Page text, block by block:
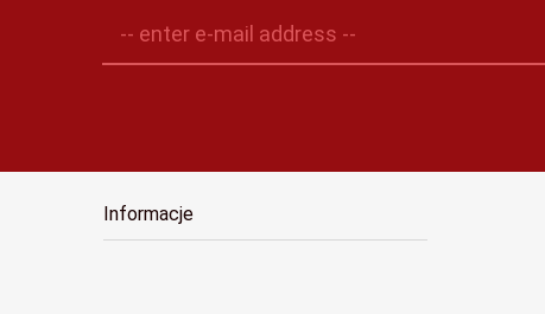
-- enter e-mail address --
Informacje